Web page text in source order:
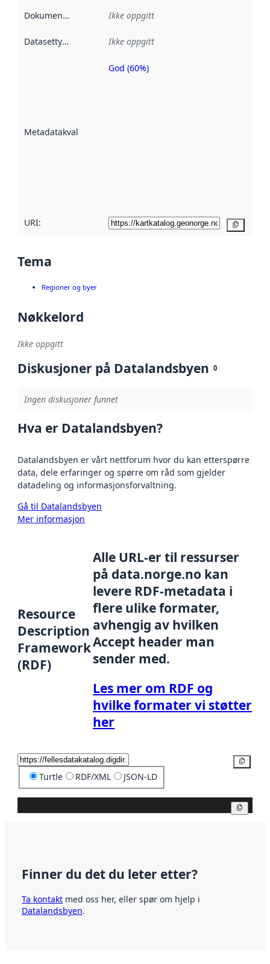
Dokumentasjon Ikke oppgitt
Datasettype Ikke oppgitt
Metadatakvalitet
Metadatakvalitet
God (60%)
URI:
Tema
Regioner og byer
Nøkkelord
Ikke oppgitt
Diskusjoner på Datalandsbyen 0
Ingen diskusjoner funnet
Hva er Datalandsbyen?
Datalandsbyen er vårt nettforum hvor du kan etterspørre
data, dele erfaringer og spørre om råd som gjelder
datadeling og informasjonsforvaltning.
Gå til Datalandsbyen
Mer informasjon
Resource
Description
Framework
(RDF)
Alle URL-er til ressurser
på data.norge.no kan
levere RDF-metadata i
flere ulike formater,
avhengig av hvilken
Accept header man
sender med.
Les mer om RDF og
hvilke formater vi støtter
her
Turtle RDF/XML JSON-LD
Finner du det du leter etter?
Ta kontakt med oss her, eller spør om hjelp i
Datalandsbyen.